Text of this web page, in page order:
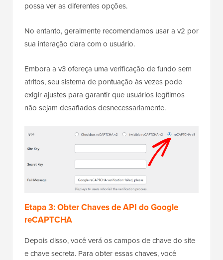
possa ver as diferentes opções.
No entanto, geralmente recomendamos usar a v2 por
sua interação clara com o usuário.
Embora a v3 ofereça uma verificação de fundo sem
atritos, seu sistema de pontuação às vezes pode
exigir ajustes para garantir que usuários legítimos
não sejam desafiados desnecessariamente.
Etapa 3: Obter Chaves de API do Google
reCAPTCHA
Depois disso, você verá os campos de chave do site
e chave secreta. Para obter essas chaves, você